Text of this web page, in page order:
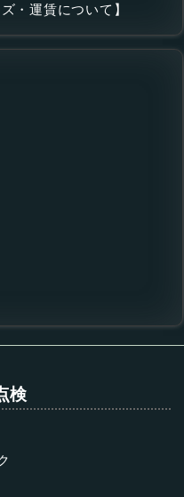
・運賃について】
検